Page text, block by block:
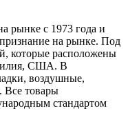
рынке с 1973 года и
на рынке. Под
которые расположены
США. В
воздушные,
Все товары
стандартом